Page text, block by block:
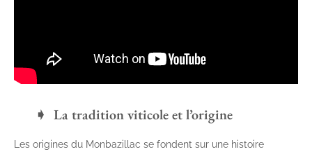
La tradition viticole et l’origine
Les origines du Monbazillac se fondent sur une histoire